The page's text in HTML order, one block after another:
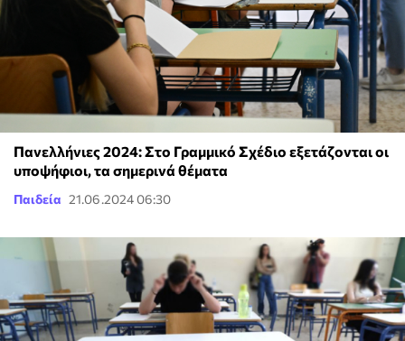
Πανελλήνιες 2024: Στο Γραμμικό Σχέδιο εξετάζονται οι
υποψήφιοι, τα σημερινά θέματα
Παιδεία 21.06.2024 06:30